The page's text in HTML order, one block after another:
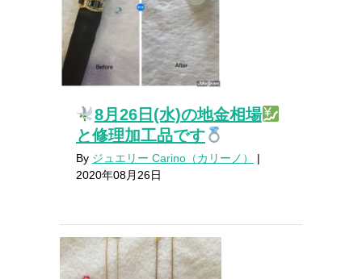
8月26日(水)の地金相場
と修理加工品です
By ジュエリー Carino（カリーノ）
|
2020年08月26日